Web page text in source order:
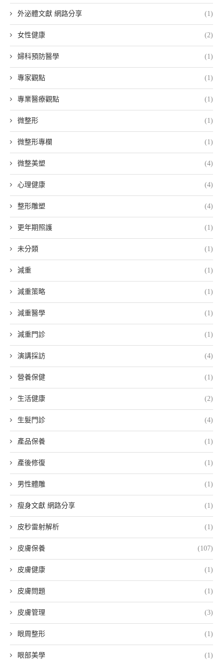
外泌體文獻 網路分享 (1)
女性健康 (2)
婦科預防醫學 (1)
專家觀點 (1)
專業醫療觀點 (1)
微整形 (1)
微整形專欄 (1)
微整美塑 (4)
心理健康 (4)
整形雕塑 (4)
更年期照護 (1)
未分類 (1)
減重 (1)
減重策略 (1)
減重醫學 (1)
減重門診 (1)
演講採訪 (4)
營養保健 (1)
生活健康 (2)
生髮門診 (4)
產品保養 (1)
產後修復 (1)
男性體雕 (1)
瘦身文獻 網路分享 (1)
皮秒雷射解析 (1)
皮膚保養 (107)
皮膚健康 (1)
皮膚問題 (1)
皮膚管理 (3)
眼周整形 (1)
眼部美學 (1)